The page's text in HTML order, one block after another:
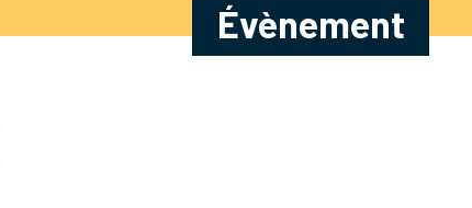
Évènement